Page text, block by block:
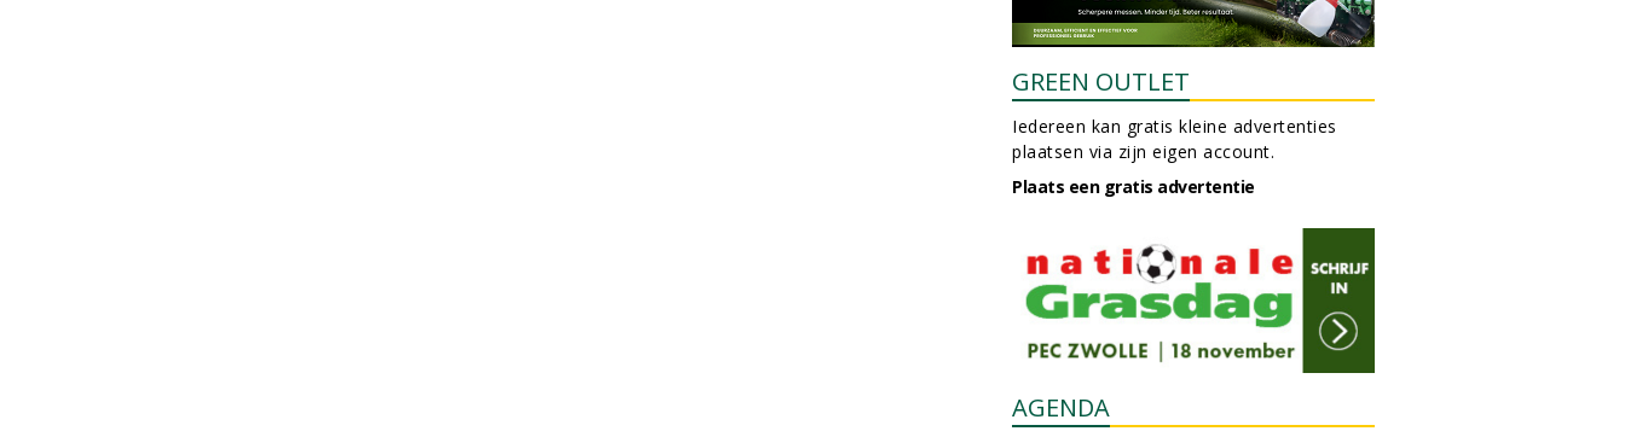
GREEN OUTLET
Iedereen kan gratis kleine advertenties
plaatsen via zijn eigen account.
Plaats een gratis advertentie
AGENDA